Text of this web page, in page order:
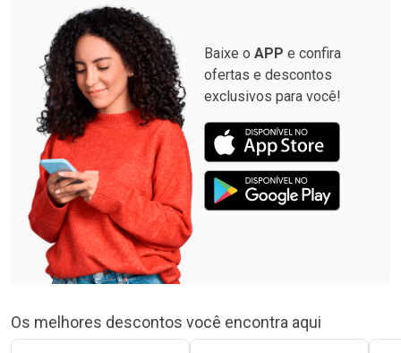
Baixe o APP e confira
ofertas e descontos
exclusivos para você!
Os melhores descontos você encontra aqui